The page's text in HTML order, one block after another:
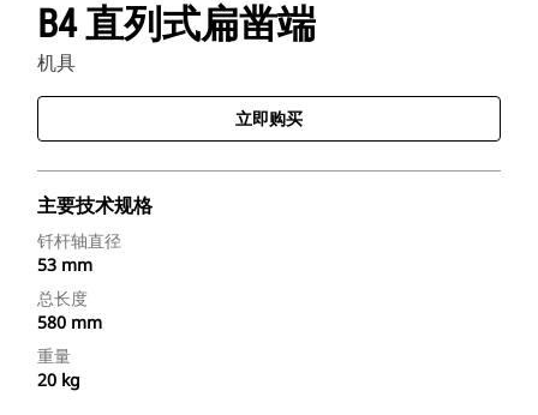
B4 直列式扁凿端
机具
立即购买
主要技术规格
钎杆轴直径
53 mm
总长度
580 mm
重量
20 kg